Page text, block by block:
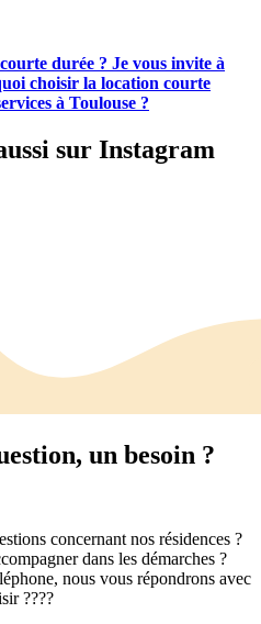
durée ? Je vous invite à
choisir la location courte
à Toulouse ?
sur Instagram
un besoin ?
concernant nos résidences ?
dans les démarches ?
nous vous répondrons avec
????